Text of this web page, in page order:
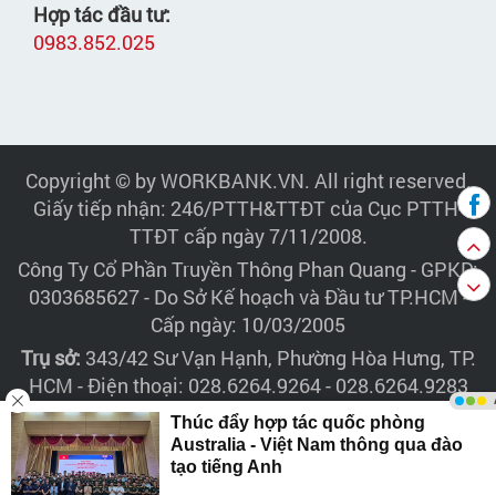
Hợp tác đầu tư:
0983.852.025
Copyright © by WORKBANK.VN. All right reserved.
Giấy tiếp nhận: 246/PTTH&TTĐT của Cục PTTH-
TTĐT cấp ngày 7/11/2008.
Công Ty Cổ Phần Truyền Thông Phan Quang - GPKD:
0303685627 - Do Sở Kế hoạch và Đầu tư TP.HCM -
Cấp ngày: 10/03/2005
Trụ sở: 343/42 Sư Vạn Hạnh, Phường Hòa Hưng, TP.
HCM - Điện thoại: 028.6264.9264 - 028.6264.9283